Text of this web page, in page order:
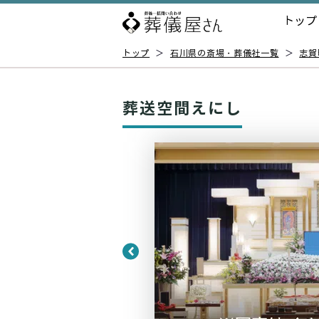
トップ
トップ ＞ 石川県の斎場・葬儀社一覧 ＞ 志
葬送空間えにし